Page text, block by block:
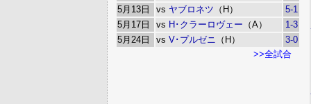
5月13日
vs ヤブロネツ （H）
5-1
5月17日
vs H･クラーロヴェー （A）
1-3
5月24日
vs V･プルゼニ （H）
3-0
>>全試合